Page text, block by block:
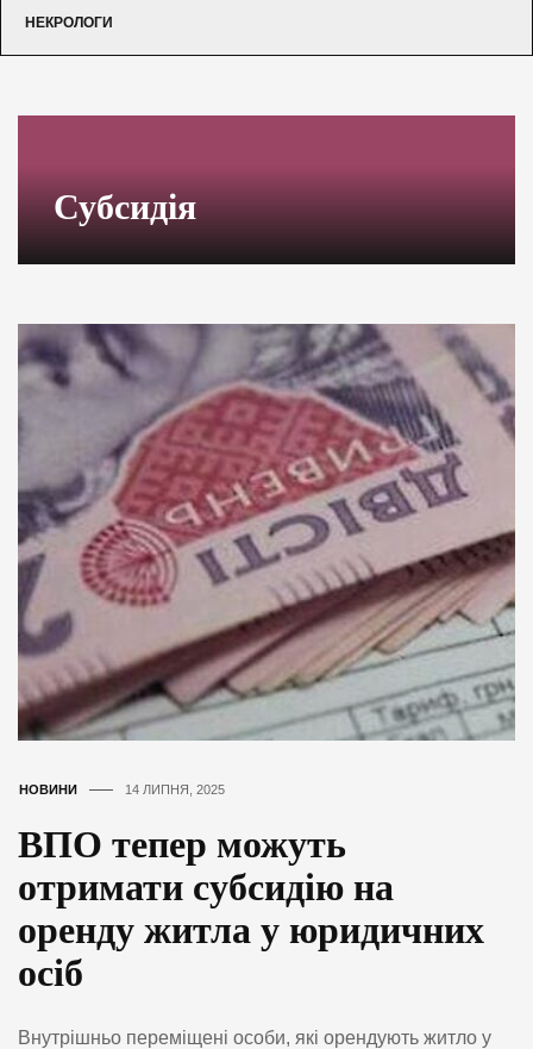
НЕКРОЛОГИ
Субсидія
НОВИНИ 14 ЛИПНЯ, 2025
ВПО тепер можуть
отримати субсидію на
оренду житла у юридичних
осіб
Внутрішньо переміщені особи, які орендують житло у